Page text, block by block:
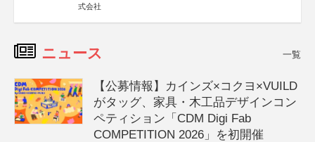
式会社
ニュース 一覧
【公募情報】カインズ×コクヨ×VUILD
がタッグ、家具・木工品デザインコン
ペティション「CDM Digi Fab
COMPETITION 2026」を初開催